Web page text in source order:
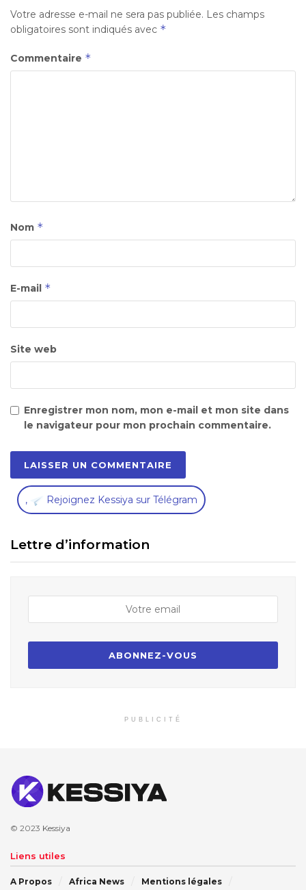
Votre adresse e-mail ne sera pas publiée. Les champs
obligatoires sont indiqués avec *
Commentaire *
Nom *
E-mail *
Site web
Enregistrer mon nom, mon e-mail et mon site dans
le navigateur pour mon prochain commentaire.
, Rejoignez Kessiya sur Télégram
Lettre d’information
PUBLICITÉ
© 2023 Kessiya
Liens utiles
A Propos Africa News Mentions légales